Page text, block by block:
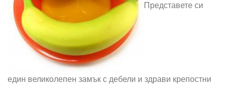
Представете си
един великолепен замък с дебели и здрави крепостни